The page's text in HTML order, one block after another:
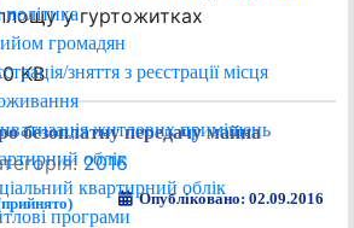
громадян
зняття з реєстрації місця
житлових приміщень
облік
квартирний облік
програми
у гуртожитках
KB
безоплатну передачу майна
2016
Опубліковано: 02.09.2016